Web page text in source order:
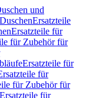
und
Ersatzteile
Ersatzteile für
für Zubehör für
Ersatzteile für
für
für Zubehör für
Ersatzteile für